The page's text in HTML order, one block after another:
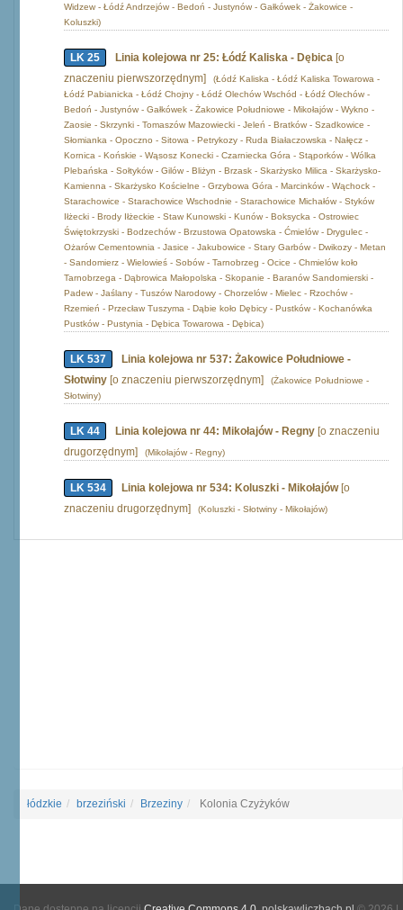
Widzew - Łódź Andrzejów - Bedoń - Justynów - Gałkówek - Żakowice -
Koluszki)
LK 25 Linia kolejowa nr 25: Łódź Kaliska - Dębica [o
znaczeniu pierwszorzędnym]
(Łódź Kaliska - Łódź Kaliska Towarowa -
Łódź Pabianicka - Łódź Chojny - Łódź Olechów Wschód - Łódź Olechów -
Bedoń - Justynów - Gałkówek - Żakowice Południowe - Mikołajów - Wykno -
Zaosie - Skrzynki - Tomaszów Mazowiecki - Jeleń - Bratków - Szadkowice -
Słomianka - Opoczno - Sitowa - Petrykozy - Ruda Białaczowska - Nałęcz -
Kornica - Końskie - Wąsosz Konecki - Czarniecka Góra - Stąporków - Wólka
Plebańska - Sołtyków - Gilów - Bliżyn - Brzask - Skarżysko Milica - Skarżysko-
Kamienna - Skarżysko Kościelne - Grzybowa Góra - Marcinków - Wąchock -
Starachowice - Starachowice Wschodnie - Starachowice Michałów - Styków
Iłżecki - Brody Iłżeckie - Staw Kunowski - Kunów - Boksycka - Ostrowiec
Świętokrzyski - Bodzechów - Brzustowa Opatowska - Ćmielów - Drygulec -
Ożarów Cementownia - Jasice - Jakubowice - Stary Garbów - Dwikozy - Metan
- Sandomierz - Wielowieś - Sobów - Tarnobrzeg - Ocice - Chmielów koło
Tarnobrzega - Dąbrowica Małopolska - Skopanie - Baranów Sandomierski -
Padew - Jaślany - Tuszów Narodowy - Chorzelów - Mielec - Rzochów -
Rzemień - Przecław Tuszyma - Dąbie koło Dębicy - Pustków - Kochanówka
Pustków - Pustynia - Dębica Towarowa - Dębica)
LK 537
Linia kolejowa nr 537: Żakowice Południowe -
Słotwiny [o znaczeniu pierwszorzędnym]
(Żakowice Południowe -
Słotwiny)
LK 44 Linia kolejowa nr 44: Mikołajów - Regny [o znaczeniu
drugorzędnym]
(Mikołajów - Regny)
LK 534 Linia kolejowa nr 534: Koluszki - Mikołajów[o
znaczeniu drugorzędnym]
(Koluszki - Słotwiny - Mikołajów)
łódzkie brzeziński Brzeziny Kolonia Czyżyków